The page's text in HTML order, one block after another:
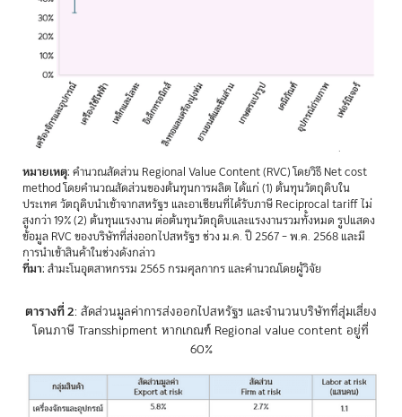
หมายเหตุ: คำนวณสัดส่วน Regional Value Content (RVC) โดยวิธี Net cost
method โดยคำนวณสัดส่วนของต้นทุนการผลิต ได้แก่ (1) ต้นทุนวัตถุดิบใน
ประเทศ วัตถุดิบนำเข้าจากสหรัฐฯ และอาเซียนที่ได้รับภาษี Reciprocal tariff ไม่
สูงกว่า 19% (2) ต้นทุนแรงงาน ต่อต้นทุนวัตถุดิบและแรงงานรวมทั้งหมด รูปแสดง
ข้อมูล RVC ของบริษัทที่ส่งออกไปสหรัฐฯ ช่วง ม.ค. ปี 2567 – พ.ค. 2568 และมี
การนำเข้าสินค้าในช่วงดังกล่าว
ที่มา: สำมะโนอุตสาหกรรม 2565 กรมศุลกากร และคำนวณโดยผู้วิจัย
ตารางที่ 2: สัดส่วนมูลค่าการส่งออกไปสหรัฐฯ และจำนวนบริษัทที่สุ่มเสี่ยง
โดนภาษี Transshipment หากเกณฑ์ Regional value content อยู่ที่
60%